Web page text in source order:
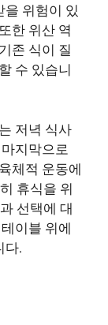
위험이 있
한 위산 역
존 식이 질
수 있습니
저녁 식사
지막으로
체적 운동에
휴식을 위
선택에 대
이블 위에
다.